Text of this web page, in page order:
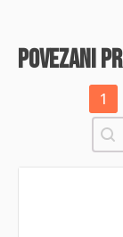
povezani
1